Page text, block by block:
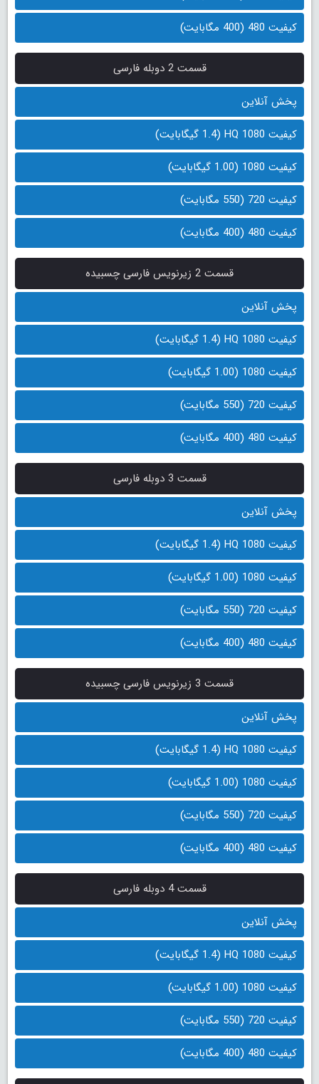
کیفیت 480 (400 مگابایت)
قسمت 2 دوبله فارسی
پخش آنلاین
کیفیت 1080 HQ (1.4 گیگابایت)
کیفیت 1080 (1.00 گیگابایت)
کیفیت 720 (550 مگابایت)
کیفیت 480 (400 مگابایت)
قسمت 2 زیرنویس فارسی چسبیده
پخش آنلاین
کیفیت 1080 HQ (1.4 گیگابایت)
کیفیت 1080 (1.00 گیگابایت)
کیفیت 720 (550 مگابایت)
کیفیت 480 (400 مگابایت)
قسمت 3 دوبله فارسی
پخش آنلاین
کیفیت 1080 HQ (1.4 گیگابایت)
کیفیت 1080 (1.00 گیگابایت)
کیفیت 720 (550 مگابایت)
کیفیت 480 (400 مگابایت)
قسمت 3 زیرنویس فارسی چسبیده
پخش آنلاین
کیفیت 1080 HQ (1.4 گیگابایت)
کیفیت 1080 (1.00 گیگابایت)
کیفیت 720 (550 مگابایت)
کیفیت 480 (400 مگابایت)
قسمت 4 دوبله فارسی
پخش آنلاین
کیفیت 1080 HQ (1.4 گیگابایت)
کیفیت 1080 (1.00 گیگابایت)
کیفیت 720 (550 مگابایت)
کیفیت 480 (400 مگابایت)